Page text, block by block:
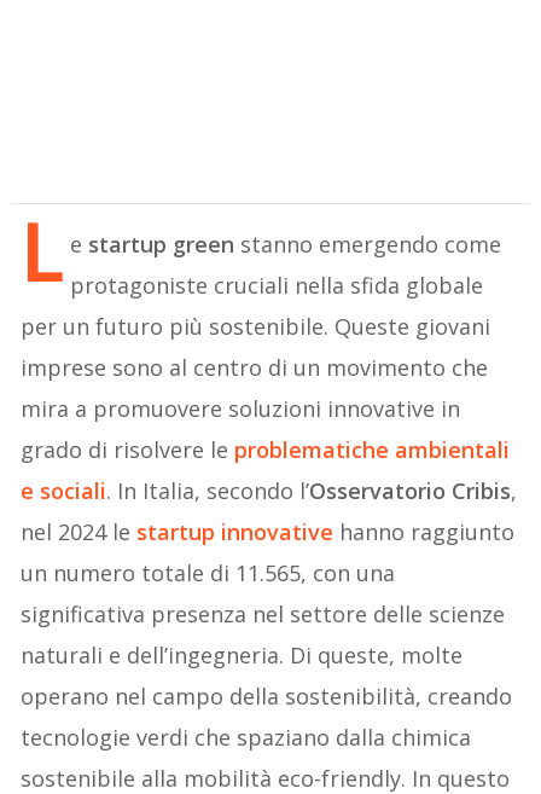
L e startup green stanno emergendo come
protagoniste cruciali nella sfida globale
per un futuro più sostenibile. Queste giovani
imprese sono al centro di un movimento che
mira a promuovere soluzioni innovative in
grado di risolvere le problematiche ambientali
e sociali. In Italia, secondo l’Osservatorio Cribis,
nel 2024 le startup innovative hanno raggiunto
un numero totale di 11.565, con una
significativa presenza nel settore delle scienze
naturali e dell’ingegneria. Di queste, molte
operano nel campo della sostenibilità, creando
tecnologie verdi che spaziano dalla chimica
sostenibile alla mobilità eco-friendly. In questo